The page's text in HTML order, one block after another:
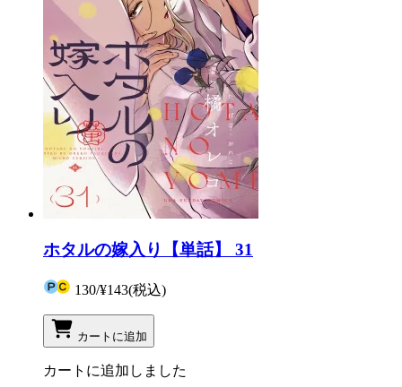
ホタルの嫁入り【単話】 31
130/¥143(税込)
カートに追加
カートに追加しました